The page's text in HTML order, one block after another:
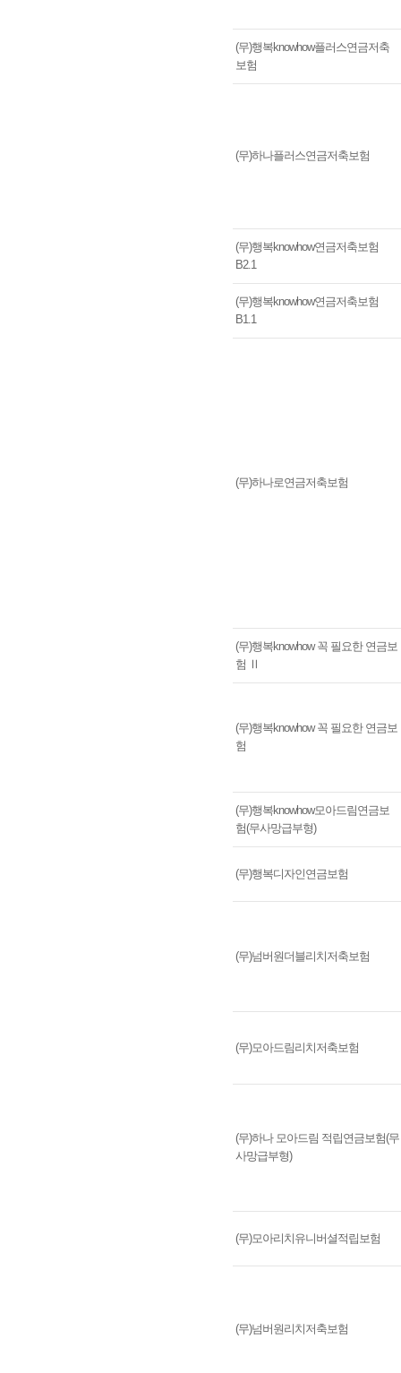
(무)행복knowhow플러스연금저축
보험
(무)하나플러스연금저축보험
(무)행복knowhow연금저축보험
B2.1
(무)행복knowhow연금저축보험
B1.1
(무)하나로연금저축보험
(무)행복knowhow 꼭 필요한 연금보
험 Ⅱ
(무)행복knowhow 꼭 필요한 연금보
험
(무)행복knowhow모아드림연금보
험(무사망급부형)
(무)행복디자인연금보험
(무)넘버원더블리치저축보험
(무)모아드림리치저축보험
(무)하나 모아드림 적립연금보험(무
사망급부형)
(무)모아리치유니버셜적립보험
(무)넘버원리치저축보험